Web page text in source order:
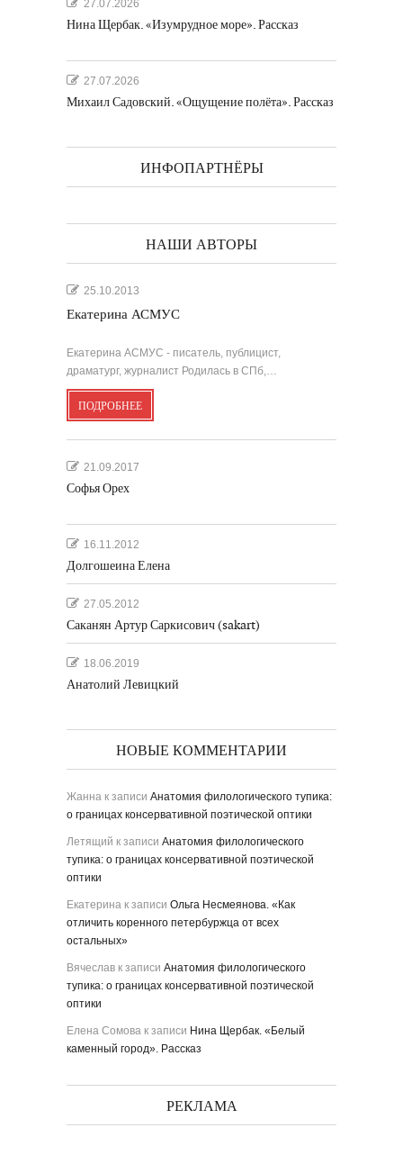
27.07.2026
Нина Щербак. «Изумрудное море». Рассказ
27.07.2026
Михаил Садовский. «Ощущение полёта». Рассказ
ИНФОПАРТНЁРЫ
НАШИ АВТОРЫ
25.10.2013
Екатерина АСМУС
Екатерина АСМУС - писатель, публицист,
драматург, журналист Родилась в СПб,…
ПОДРОБНЕЕ
21.09.2017
Софья Орех
16.11.2012
Долгошеина Елена
27.05.2012
Саканян Артур Саркисович (sakart)
18.06.2019
Анатолий Левицкий
НОВЫЕ КОММЕНТАРИИ
Жанна к записи Анатомия филологического тупика:
о границах консервативной поэтической оптики
Летящий к записи Анатомия филологического
тупика: о границах консервативной поэтической
оптики
Екатерина к записи Ольга Несмеянова. «Как
отличить коренного петербуржца от всех
остальных»
Вячеслав к записи Анатомия филологического
тупика: о границах консервативной поэтической
оптики
Елена Сомова к записи Нина Щербак. «Белый
каменный город». Рассказ
РЕКЛАМА